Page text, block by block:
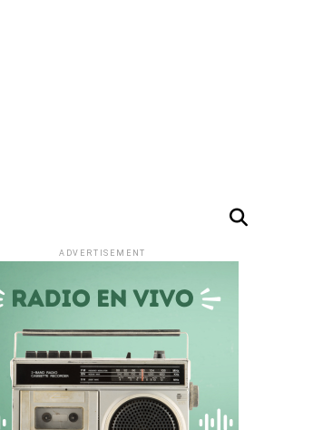
ADVERTISEMENT